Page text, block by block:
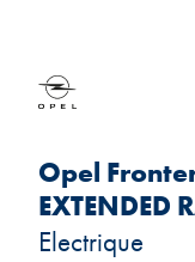
Opel
EXTENDED
Electrique